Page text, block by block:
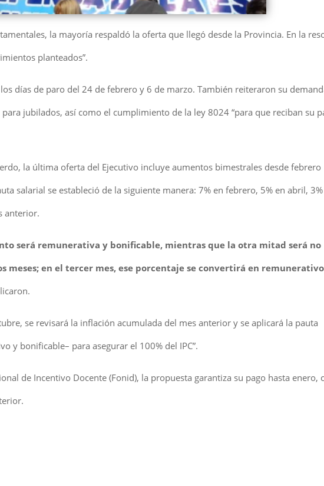
la mayoría respaldó la oferta que llegó desde la Provincia. En la
planteados”.
días de paro del 24 de febrero y 6 de marzo. También reiteraron su
jubilados, así como el cumplimiento de la ley 8024 “para que reciban su
la última oferta del Ejecutivo incluye aumentos bimestrales desde febrero
salarial se estableció de la siguiente manera: 7% en febrero, 5% en abril,
anterior.
será remunerativa y bonificable, mientras que la otra mitad será no
meses; en el tercer mes, ese porcentaje se convertirá en
se revisará la inflación acumulada del mes anterior y se aplicará la pauta
y bonificable– para asegurar el 100% del IPC”.
de Incentivo Docente (Fonid), la propuesta garantiza su pago hasta enero,